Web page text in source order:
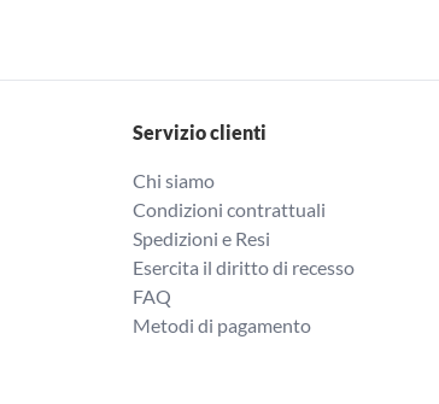
Servizio clienti
Chi siamo
Condizioni contrattuali
Spedizioni e Resi
Esercita il diritto di recesso
FAQ
Metodi di pagamento